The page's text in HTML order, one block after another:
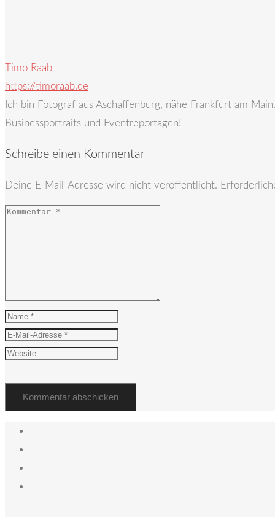
Timo Raab
https://timoraab.de
Ich bin Fotograf aus Aschaffenburg, nähe Frankfurt am
Businessportraits und Eventreportagen!
Schreibe einen Kommentar
Deine E-Mail-Adresse wird nicht veröffentlicht.